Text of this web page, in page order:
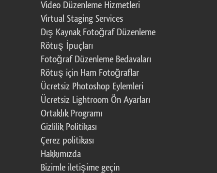
Video Düzenleme Hizmetleri
Virtual Staging Services
Dış Kaynak Fotoğraf Düzenleme
Rötuş İpuçları
Fotoğraf Düzenleme Bedavaları
Rötuş için Ham Fotoğraflar
Ücretsiz Photoshop Eylemleri
Ücretsiz Lightroom Ön Ayarları
Ortaklık Programı
Gizlilik Politikası
Çerez politikası
Hakkımızda
Bizimle iletişime geçin